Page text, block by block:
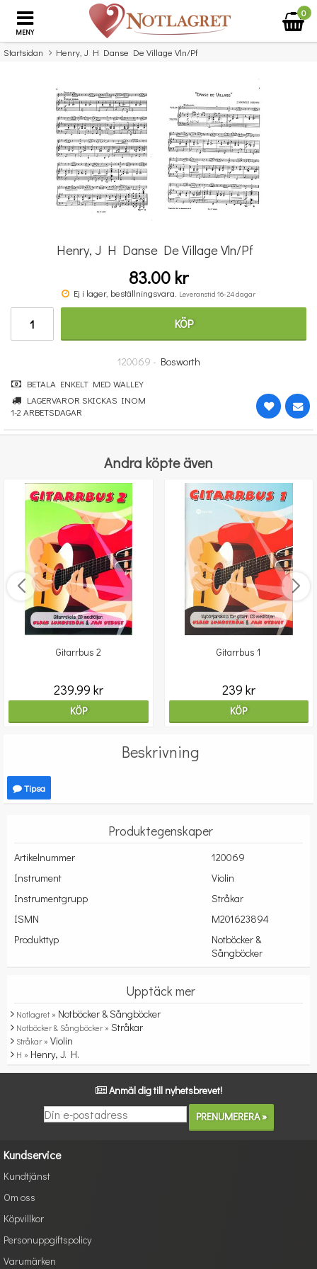
MENY
0
Startsidan Henry, J H Danse De Village Vln/Pf
Missa inte detta...
Gustav Mahler: Orchestral Studies For Violin
Henry, J H Danse De Village Vln/Pf
83.00 kr
Ej i lager, beställningsvara. Leveranstid 16-24 dagar
KÖP
120069 - Bosworth
BETALA ENKELT MED WALLEY
LAGERVAROR SKICKAS INOM
1-2 ARBETSDAGAR
Andra köpte även
Gitarrbus 2
239.99 kr
KÖP
Gitarrbus 1
239 kr
KÖP
Beskrivning
Tipsa
Produktegenskaper
Artikelnummer
120069
Instrument
Violin
Instrumentgrupp
Stråkar
ISMN
M201623894
Produkttyp
Notböcker &
Sångböcker
Upptäck mer
Notlagret » Notböcker & Sångböcker
Notböcker & Sångböcker » Stråkar
Stråkar » Violin
H » Henry, J. H.
Anmäl dig till nyhetsbrevet!
Kundservice
Kundtjänst
Om oss
Köpvillkor
Personuppgiftspolicy
Varumärken